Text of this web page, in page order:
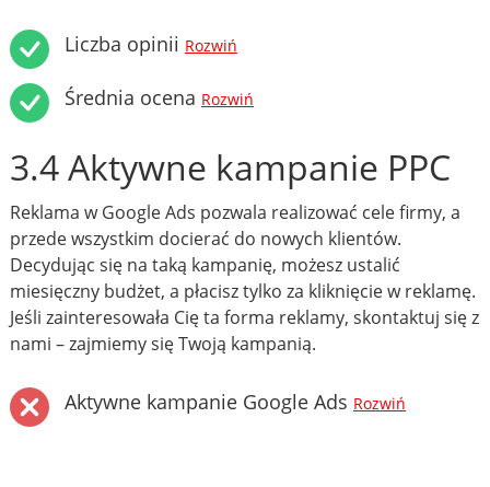
Liczba opinii Rozwiń
Średnia ocena Rozwiń
3.4 Aktywne kampanie PPC
Reklama w Google Ads pozwala realizować cele firmy, a
przede wszystkim docierać do nowych klientów.
Decydując się na taką kampanię, możesz ustalić
miesięczny budżet, a płacisz tylko za kliknięcie w reklamę.
Jeśli zainteresowała Cię ta forma reklamy, skontaktuj się z
nami – zajmiemy się Twoją kampanią.
Aktywne kampanie Google Ads Rozwiń